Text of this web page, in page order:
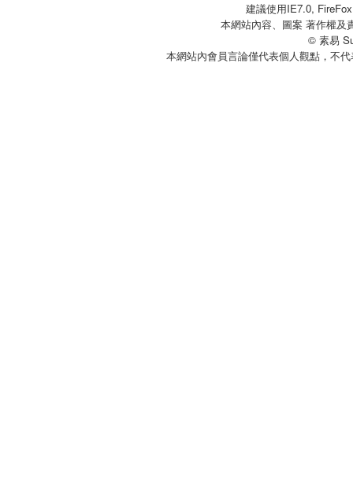
建議使用IE7.0,
本網站內容、圖案 著作權及
© 素易
本網站內會員言論僅代表個人觀點，不